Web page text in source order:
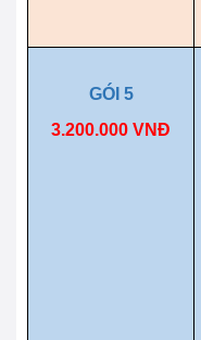
GÓI 5
3.200.000 VNĐ